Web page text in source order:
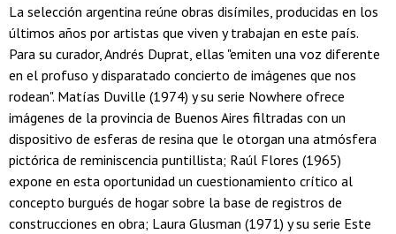
La selección argentina reúne obras disímiles, producidas en los
últimos años por artistas que viven y trabajan en este país.
Para su curador, Andrés Duprat, ellas "emiten una voz diferente
en el profuso y disparatado concierto de imágenes que nos
rodean". Matías Duville (1974) y su serie Nowhere ofrece
imágenes de la provincia de Buenos Aires filtradas con un
dispositivo de esferas de resina que le otorgan una atmósfera
pictórica de reminiscencia puntillista; Raúl Flores (1965)
expone en esta oportunidad un cuestionamiento crítico al
concepto burgués de hogar sobre la base de registros de
construcciones en obra; Laura Glusman (1971) y su serie Este